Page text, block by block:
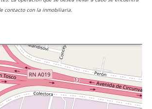
contacto con la inmobiliaria.